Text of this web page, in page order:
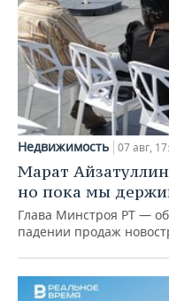
Недвижимость 07 авг,
Марат
но пока мы
Глава Минстроя РТ — об
падении продаж